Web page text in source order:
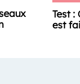
Test :
est